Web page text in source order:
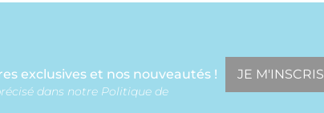
exclusives et nos nouveautés !
dans notre Politique de
JE M'INSCRIS